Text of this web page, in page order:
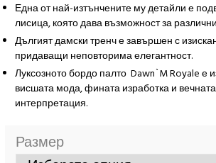
Една от най-изтънчените му детайли е
лисица, която дава възможност за
Дългият дамски тренч е завършен с
придаващи неповторима елегантност.
Луксозното бордо палто Dawn`M Royale е
висшата мода, фината изработка и
интерпретация.
Размер